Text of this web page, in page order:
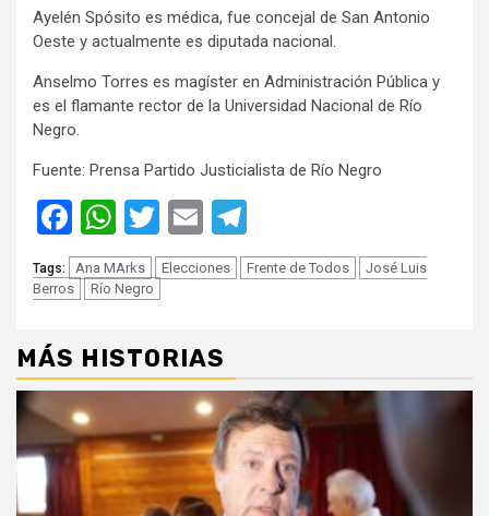
Ayelén Spósito es médica, fue concejal de San Antonio
Oeste y actualmente es diputada nacional.
Anselmo Torres es magíster en Administración Pública y
es el flamante rector de la Universidad Nacional de Río
Negro.
Fuente: Prensa Partido Justicialista de Río Negro
Facebook
WhatsApp
Twitter
Email
Tags: Ana MArks Elecciones Frente de Todos
José Luis
Berros
Río Negro
MÁS HISTORIAS